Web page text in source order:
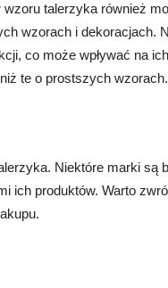
wzoru talerzyka również
wzorach i dekoracjach.
co może wpływać na
te o prostszych wzorach.
Niektóre marki są
ich produktów. Warto